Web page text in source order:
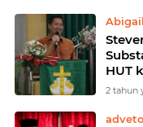
HUT
Barat
2 tahun